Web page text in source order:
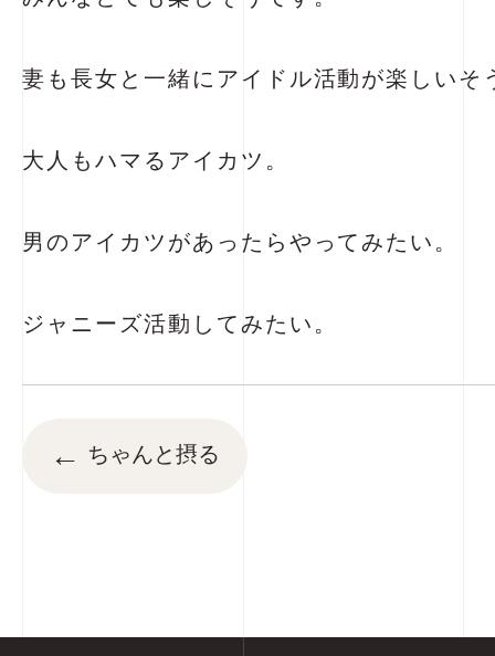
妻も長女と一緒にアイドル活動が楽しいそ
大人もハマるアイカツ。
男のアイカツがあったらやってみたい。
ジャニーズ活動してみたい。
← ちゃんと摂る